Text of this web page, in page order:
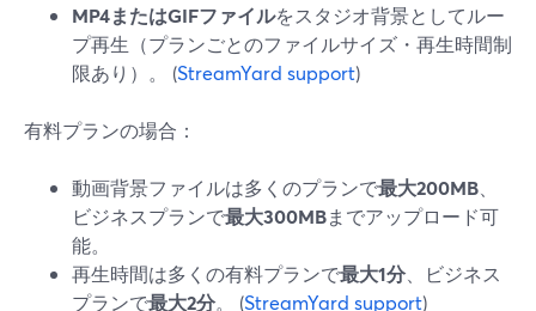
MP4またはGIFファイルをスタジオ背景としてルー
プ再生（プランごとのファイルサイズ・再生時間制
限あり）。 (StreamYard support)
有料プランの場合：
動画背景ファイルは多くのプランで最大200MB
ビジネスプランで最大300MBまでアップロード可
能。
再生時間は多くの有料プランで最大1分 、ビジネス
プランで最大2分。 (StreamYard support)